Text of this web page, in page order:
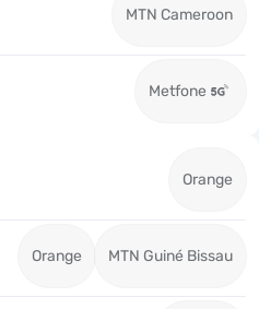
MTN Cameroon
Metfone
Orange
Orange MTN Guiné Bissau